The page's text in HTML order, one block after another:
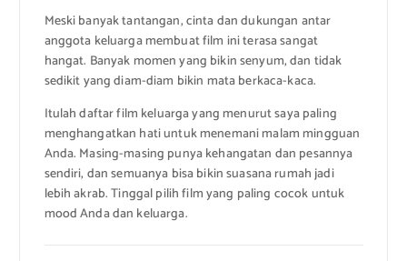
Meski banyak tantangan, cinta dan dukungan antar
anggota keluarga membuat film ini terasa sangat
hangat. Banyak momen yang bikin senyum, dan tidak
sedikit yang diam-diam bikin mata berkaca-kaca.
Itulah daftar film keluarga yang menurut saya paling
menghangatkan hati untuk menemani malam mingguan
Anda. Masing-masing punya kehangatan dan pesannya
sendiri, dan semuanya bisa bikin suasana rumah jadi
lebih akrab. Tinggal pilih film yang paling cocok untuk
mood Anda dan keluarga.